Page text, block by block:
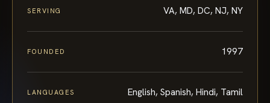
SERVING VA, MD, DC, NJ, NY
FOUNDED 1997
LANGUAGES English, Spanish, Hindi, Tamil